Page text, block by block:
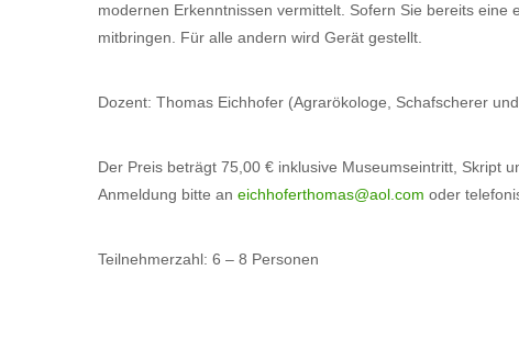
modernen Erkenntnissen vermittelt. Sofern Sie bereits
mitbringen. Für alle andern wird Gerät gestellt.
Dozent: Thomas Eichhofer (Agrarökologe, Schafscherer
Der Preis beträgt 75,00 € inklusive Museumseintritt, Skript
Anmeldung bitte an eichhoferthomas@aol.com oder
Teilnehmerzahl: 6 – 8 Personen